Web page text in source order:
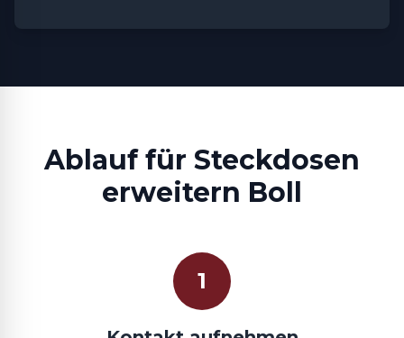
Ablauf für Steckdosen
erweitern Boll
1